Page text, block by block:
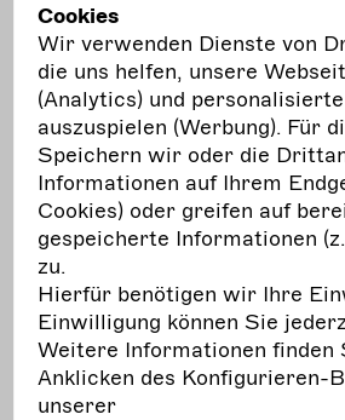
inhaltlich und
abgestimmt erhalten
der immensen
Freien Darstellenden
Deutschland gerecht
geht um den Erhalt der
und der Wirkmacht
Darstellenden Künste.
10.04.25
Aktuelles
Cookies
Wir verwenden Dienste von
die uns helfen, unsere
(Analytics) und
auszuspielen (Werbung). Für
Speichern wir oder die
Informationen auf Ihrem
Cookies) oder greifen auf
gespeicherte Informationen
zu.
Hierfür benötigen wir Ihre
Einwilligung können Sie
Weitere Informationen finden
Anklicken des Konfigurieren-
unserer